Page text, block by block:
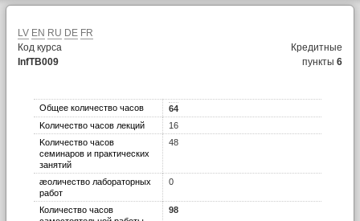
LV EN RU DE FR
Код курса
InfTB009
Кредитные
пункты6
Общее количество часов
64
Kоличество часов лекций
16
Kоличество часов
семинаров и практических
занятий
48
æоличество лабораторных
работ
0
Количество часов
98